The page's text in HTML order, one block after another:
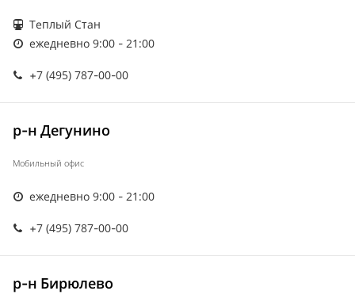
Теплый Стан
ежедневно 9:00 - 21:00
+7 (495) 787-00-00
р-н Дегунино
Мобильный офис
ежедневно 9:00 - 21:00
+7 (495) 787-00-00
р-н Бирюлево